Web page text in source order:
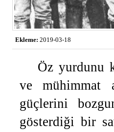
Ekleme: 2019-03-18
Öz yurdunu
ve mühimmat
güçlerini
gösterdiği bir